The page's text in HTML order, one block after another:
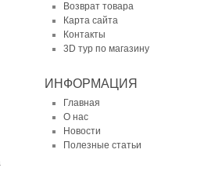
Возврат товара
Карта сайта
Контакты
3D тур по магазину
ИНФОРМАЦИЯ
Главная
О нас
Новости
Полезные статьи